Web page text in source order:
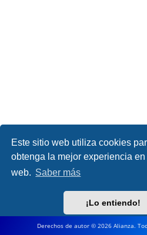
Este sitio web utiliza cookies
obtenga la mejor experiencia
web. Saber más
¡Lo entiendo!
Derechos de autor © 2026 Alianza.